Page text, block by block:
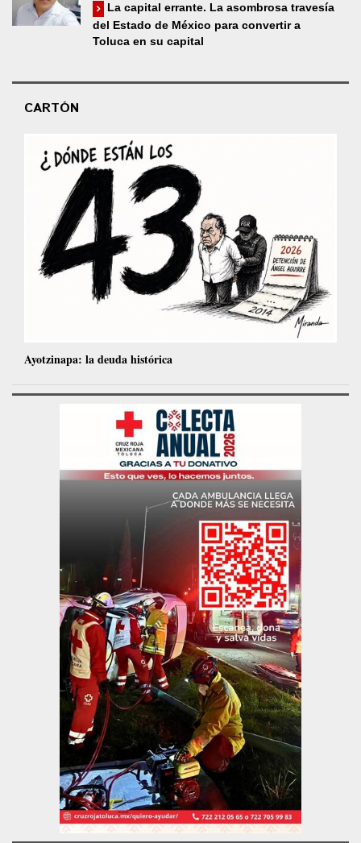
La capital errante. La asombrosa travesía
del Estado de México para convertir a
Toluca en su capital
CARTÓN
Ayotzinapa: la deuda histórica